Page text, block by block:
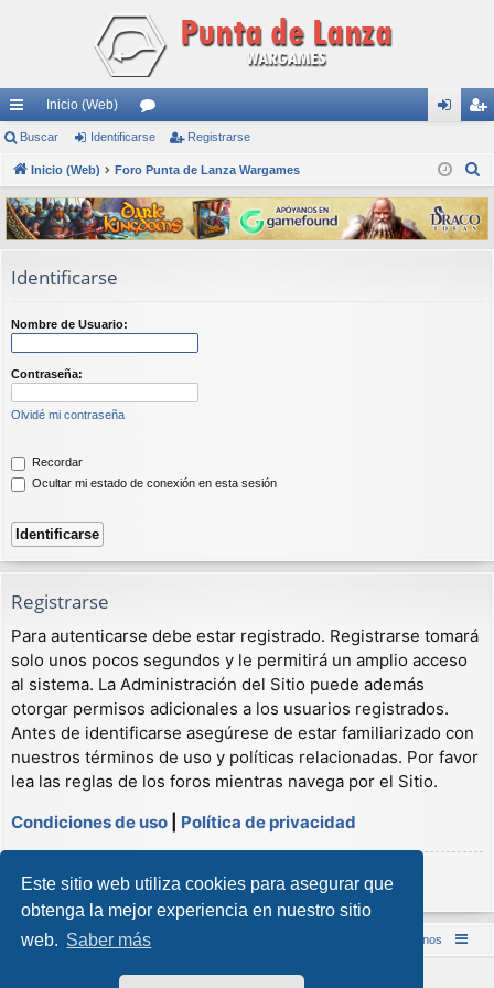
Este sitio web utiliza cookies para asegurar que
obtenga la mejor experiencia en nuestro sitio
web. Saber más
nl
ac
es
rá
pi
s
Inicio (Web)
or
os nti
fic
ar
ist
ra
rs
Buscar Identificarse Registrarse
Inicio (Web) Foro Punta de Lanza Wargames
s
c
Identificarse
Nombre de Usuario:
Contraseña:
Olvidé mi contraseña
Recordar
Ocultar mi estado de conexión en esta sesión
Registrarse
Para autenticarse debe estar registrado. Registrarse tomará
solo unos pocos segundos y le permitirá un amplio acceso
al sistema. La Administración del Sitio puede además
otorgar permisos adicionales a los usuarios registrados.
Antes de identificarse asegúrese de estar familiarizado con
nuestros términos de uso y políticas relacionadas. Por favor
lea las reglas de los foros mientras navega por el Sitio.
Condiciones de uso
Política de privacidad
Registrarse
Inicio (Web) Foro Punta de Lanza Wargames Contáctenos
Desarrollado porphpBB® Forum Software © phpBB Limited